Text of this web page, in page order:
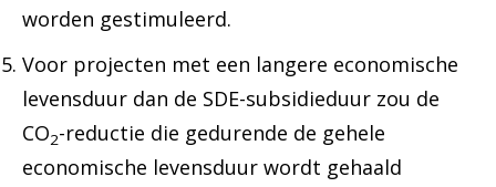
worden gestimuleerd.
Voor projecten met een langere economische
levensduur dan de SDE-subsidieduur zou de
CO2-reductie die gedurende de gehele
economische levensduur wordt gehaald